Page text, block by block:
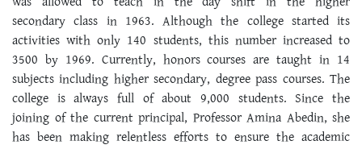
secondary class in 1963. Although the college started its
activities with only 140 students, this number increased to
3500 by 1969. Currently, honors courses are taught in 14
subjects including higher secondary, degree pass courses. The
college is always full of about 9,000 students. Since the
joining of the current principal, Professor Amina Abedin, she
has been making relentless efforts to ensure the academic